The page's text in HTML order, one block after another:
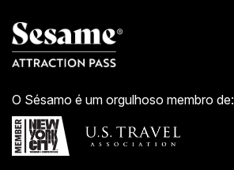
O Sésamo é um orgulhoso membro de: